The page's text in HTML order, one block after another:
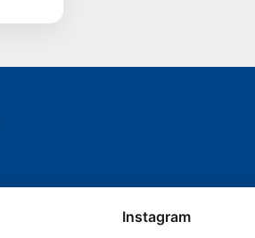
Instagram